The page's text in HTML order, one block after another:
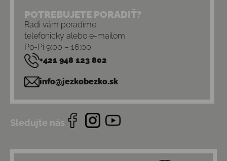
POTREBUJETE PORADIŤ?
Radi vám poradíme
telefonicky alebo e-mailom
Po-Pi 9:00 – 16:00
+421 948 123 802
info@jezkobezko.sk
Sledujte nás